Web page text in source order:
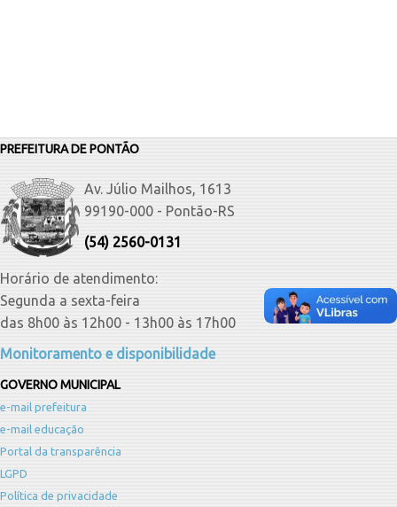
PREFEITURA DE PONTÃO
Av. Júlio Mailhos, 1613
99190-000 - Pontão-RS
(54) 2560-0131
Horário de atendimento:
Segunda a sexta-feira
das 8h00 às 12h00 - 13h00 às 17h00
Monitoramento e disponibilidade
GOVERNO MUNICIPAL
e-mail prefeitura
e-mail educação
Portal da transparência
LGPD
Política de privacidade